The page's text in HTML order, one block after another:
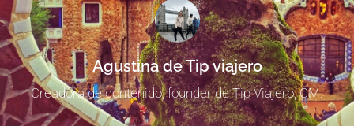
Agustina de Tip viajero
Creadora de contenido, founder de Tip Viajero, CM.